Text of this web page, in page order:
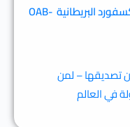
البريطانيةOAB-
تصديقها – لمن
في العالم